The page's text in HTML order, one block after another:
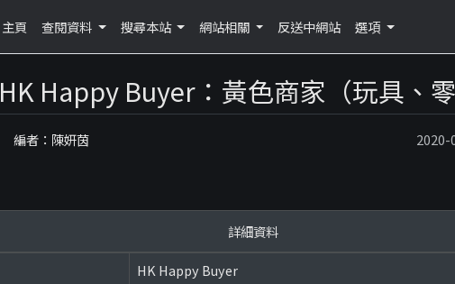
主頁 查閱資料 搜尋本站 網站相關 反送中網站 選項
HK Happy Buyer：黃色商家（玩具、零
編者：陳妍茵
2020-
詳細資料
HK Happy Buyer